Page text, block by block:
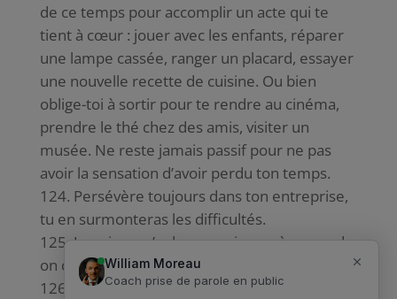
de ce temps pour accomplir un acte qui te
tient à cœur : jouer avec les enfants, réparer
une lampe cassée, ranger un placard, essayer
une nouvelle recette de cuisine. Ou bien
oblige-toi à sortir pour te rendre au cinéma,
prendre le thé chez des amis, visiter un
musée. Ne reste jamais passif pour ne pas
avoir la sensation d’avoir perdu ton temps.
Persévère toujours dans ton entreprise,
tu en surmonteras les difficultés.
Jamais on n’a de mauvais succès, quand
on connaît bien de quoi on est capable.
Le bonheur n’est pas à rêver, il est à